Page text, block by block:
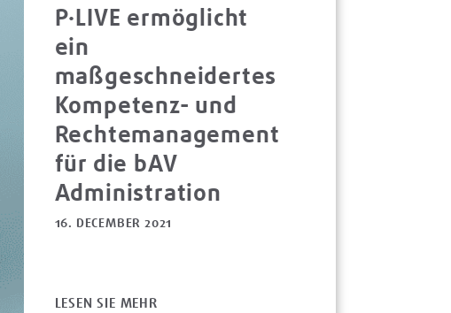
P·LIVE ermöglicht
ein
maßgeschneidertes
Kompetenz- und
Rechtemanagement
für die bAV
Administration
16. DECEMBER 2021
LESEN SIE MEHR